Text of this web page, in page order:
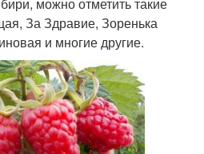
За Здравие, Зоренька
и многие другие.